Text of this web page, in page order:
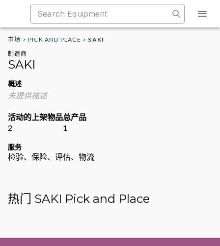
市场 >PICK AND PLACE > SAKI
制造商
SAKI
概述
未提供描述
活动的上架物品
2
总产品
1
服务
检验、保险、评估、物流
热门 SAKI Pick and Place